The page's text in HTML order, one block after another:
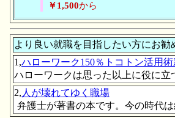
￥1,500から
より良い就職を目指したい方にお勧
1,ハローワーク150％トコトン活用術
ハローワークは思った以上に役に
2, 人が壊れてゆく職場
弁護士が著書の本です。今の時代